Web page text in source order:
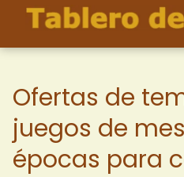
Ofertas de
juegos de
épocas para